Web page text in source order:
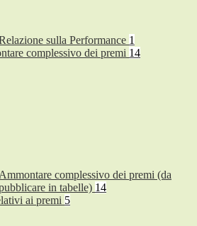
sulla Performance 1
complessivo dei premi 14
Ammontare complessivo dei premi (da
in tabelle) 14
ai premi 5